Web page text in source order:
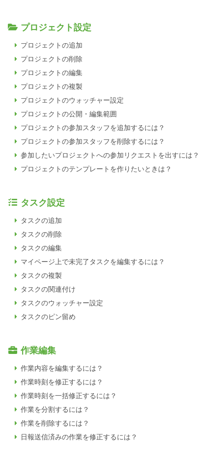
プロジェクト設定
プロジェクトの追加
プロジェクトの削除
プロジェクトの編集
プロジェクトの複製
プロジェクトのウォッチャー設定
プロジェクトの公開・編集範囲
プロジェクトの参加スタッフを追加するには？
プロジェクトの参加スタッフを削除するには？
参加したいプロジェクトへの参加リクエストを出すには？
プロジェクトのテンプレートを作りたいときは？
タスク設定
タスクの追加
タスクの削除
タスクの編集
マイページ上で未完了タスクを編集するには？
タスクの複製
タスクの関連付け
タスクのウォッチャー設定
タスクのピン留め
作業編集
作業内容を編集するには？
作業時刻を修正するには？
作業時刻を一括修正するには？
作業を分割するには？
作業を削除するには？
日報送信済みの作業を修正するには？